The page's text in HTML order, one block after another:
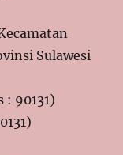
Sulawesi
: 90131)